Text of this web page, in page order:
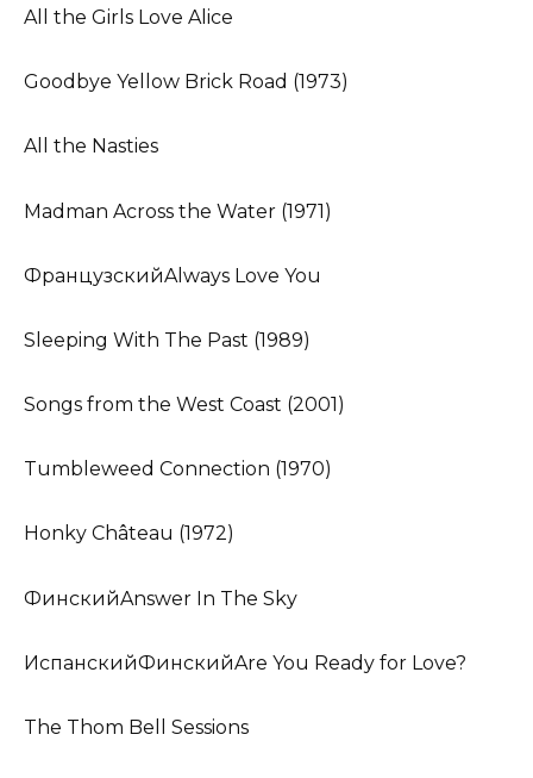
All the Girls Love Alice
Goodbye Yellow Brick Road (1973)
All the Nasties
Madman Across the Water (1971)
ФранцузскийAlways Love You
Sleeping With The Past (1989)
Songs from the West Coast (2001)
Tumbleweed Connection (1970)
Honky Château (1972)
ФинскийAnswer In The Sky
ИспанскийФинскийAre You Ready for Love?
The Thom Bell Sessions